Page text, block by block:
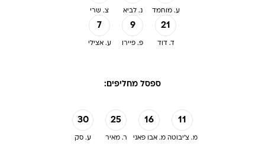
צ. שרי נ. לביא ע. מוחמד
7
ע. אצילי
9
פ. פיירו
21
ד. דוד
ספסל מחליפים:
30
ע. סק
25
ר. מאיר
16
מ. אבו פאני
11
מ. צ'יבוטה